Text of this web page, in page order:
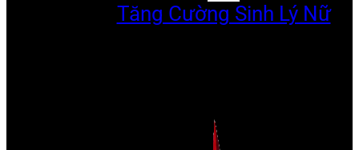
Tăng Cường Sinh Lý Nữ